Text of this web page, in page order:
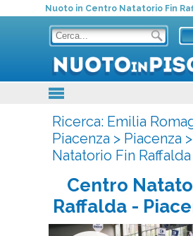
Nuoto in Centro Natatorio Fin
Ricerca: Emilia
Piacenza> Piacenza>
Natatorio Fin Raffalda
Centro
Raffalda -